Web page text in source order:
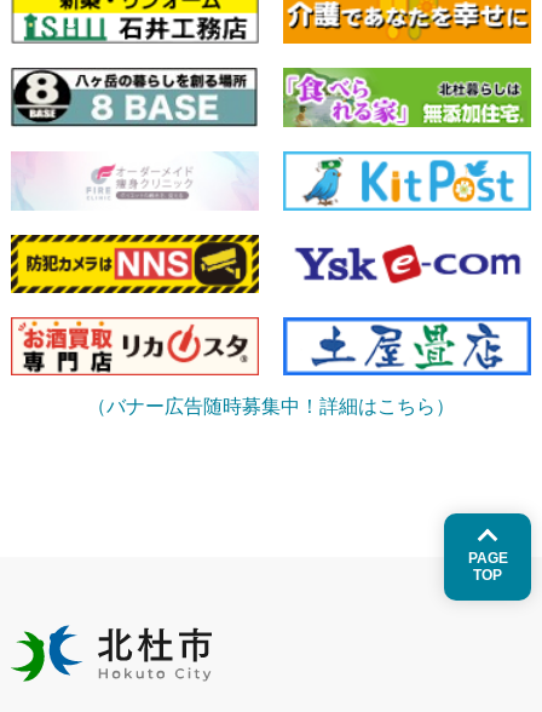
（バナー広告随時募集中！詳細はこちら）
PAGE
TOP